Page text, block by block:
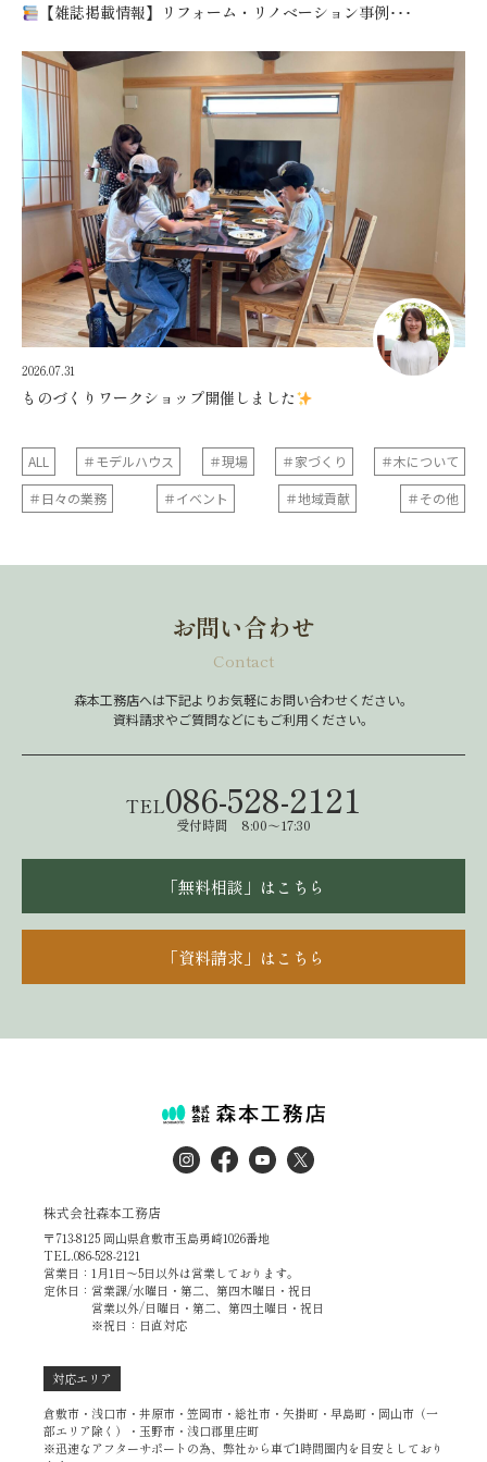
【雑誌掲載情報】リフォーム・リノベーション事例･･･
2026.07.31
ものづくりワークショップ開催しました
ALL ＃モデルハウス ＃現場 ＃家づくり
＃木について
＃日々の業務
＃イベント ＃地域貢献 ＃その他
お問い合わせ
Contact
森本工務店へは下記よりお気軽にお問い合わせください。
資料請求やご質問などにもご利用ください。
TEL086-528-2121
受付時間 8:00～17:30
「無料相談」はこちら
「資料請求」はこちら
株式会社森本工務店
〒713-8125 岡山県倉敷市玉島勇崎1026番地
TEL.086-528-2121
営業日：1月1日～5日以外は営業しております。
定休日：営業課/水曜日・第二、第四木曜日・祝日
営業以外/日曜日・第二、第四土曜日・祝日
※祝日：日直対応
対応エリア
倉敷市・浅口市・井原市・笠岡市・総社市・矢掛町・早島町・岡山市（一
部エリア除く）・玉野市・浅口郡里庄町
※迅速なアフターサポートの為、弊社から車で1時間圏内を目安としており